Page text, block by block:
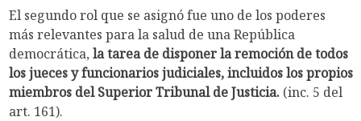
El segundo rol que se asignó fue uno de los poderes
más relevantes para la salud de una República
democrática, la tarea de disponer la remoción de todos
los jueces y funcionarios judiciales,incluidos los propios
miembros del Superior Tribunal de Justicia.(inc. 5 del
art. 161).